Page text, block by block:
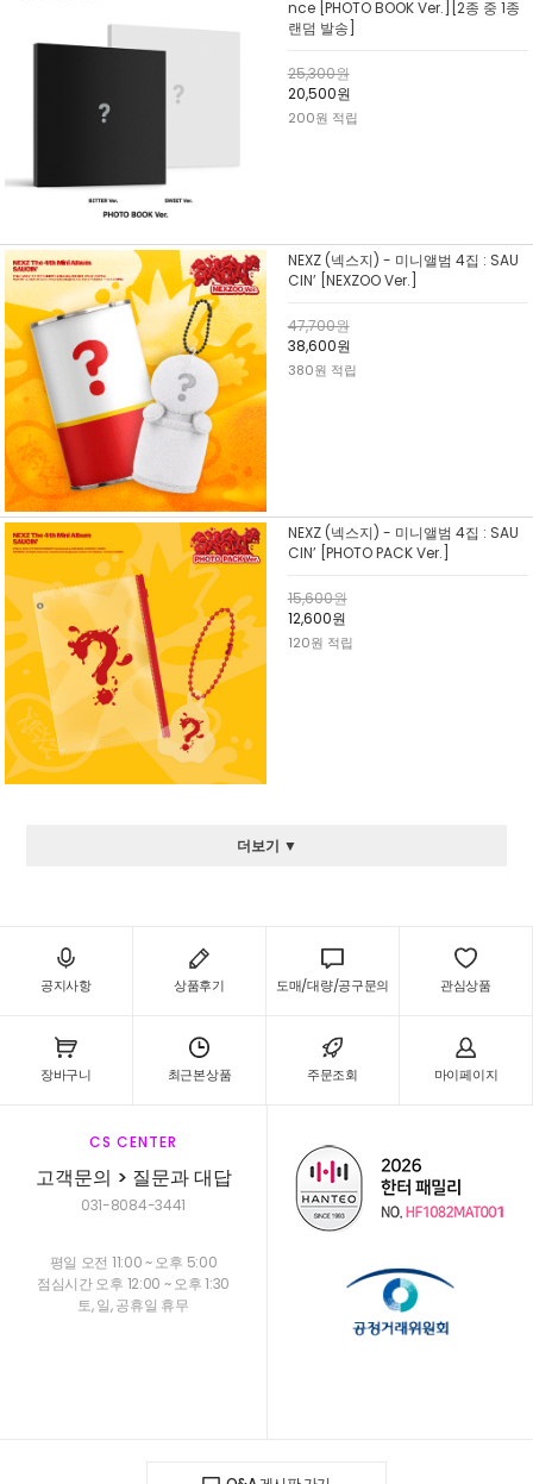
nce [PHOTO BOOK Ver.][2종 중 1종
랜덤 발송]
25,300원
20,500원
200원 적립
NEXZ (넥스지) - 미니앨범 4집 : SAU
CIN’ [NEXZOO Ver.]
47,700원
38,600원
380원 적립
NEXZ (넥스지) - 미니앨범 4집 : SAU
CIN’ [PHOTO PACK Ver.]
15,600원
12,600원
120원 적립
더보기 ▼
공지사항 상품후기 도매/대량/공구문의 관심상품
장바구니 최근본상품 주문조회 마이페이지
CS CENTER
고객문의 > 질문과 대답
031-8084-3441
평일 오전 11:00 ~ 오후 5:00
점심시간 오후 12:00 ~ 오후 1:30
토, 일, 공휴일 휴무